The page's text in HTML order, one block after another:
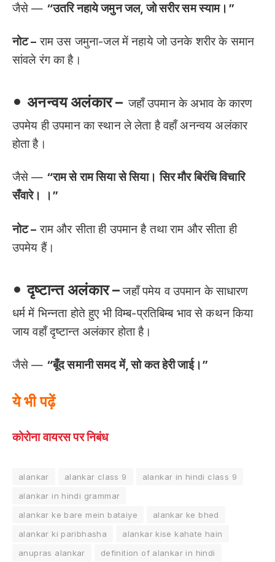
जैसे — “उतरि नहाये जमुन जल, जो सरीर सम स्याम।”
नोट – राम उस जमुना-जल में नहाये जो उनके शरीर के समान
सांवले रंग का है।
•अनन्वय अलंकार – जहाँ उपमान के अभाव के कारण
उपमेय ही उपमान का स्थान ले लेता है वहाँ अनन्वय अलंकार
होता है।
जैसे — “राम से राम सिया से सिया। सिर मौर बिरंचि विचारि
सँवारे। ।”
नोट – राम और सीता ही उपमान है तथा राम और सीता ही
उपमेय हैं।
•दृष्टान्त अलंकार –जहाँ पमेय व उपमान के साधारण
धर्म में भिन्नता होते हुए भी विम्ब-प्रतिबिम्ब भाव से कथन किया
जाय वहाँ दृष्टान्त अलंकार होता है।
जैसे — “बूँद समानी समद में, सो कत हेरी जाई।”
ये भी पढ़ें
कोरोना वायरस पर निबंध
alankar alankar class 9
alankar in hindi class 9
alankar in hindi grammar
alankar ke bare mein bataiye
alankar ke bhed
alankar ki paribhasha
alankar kise kahate hain
anupras alankar
definition of alankar in hindi